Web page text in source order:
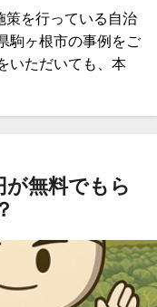
策を行っている自治
駒ヶ根市の事例をご
いただいても、本
が無料でもら